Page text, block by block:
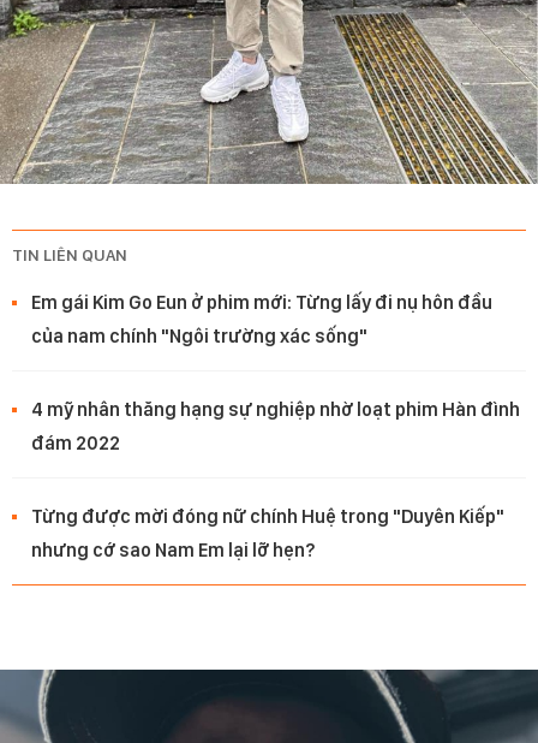
TIN LIÊN QUAN
Em gái Kim Go Eun ở phim mới: Từng lấy đi nụ hôn đầu
của nam chính "Ngôi trường xác sống"
4 mỹ nhân thăng hạng sự nghiệp nhờ loạt phim Hàn đình
đám 2022
Từng được mời đóng nữ chính Huệ trong "Duyên Kiếp"
nhưng cớ sao Nam Em lại lỡ hẹn?